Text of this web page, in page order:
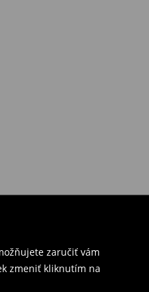
zaručiť vám
zmeniť kliknutím na